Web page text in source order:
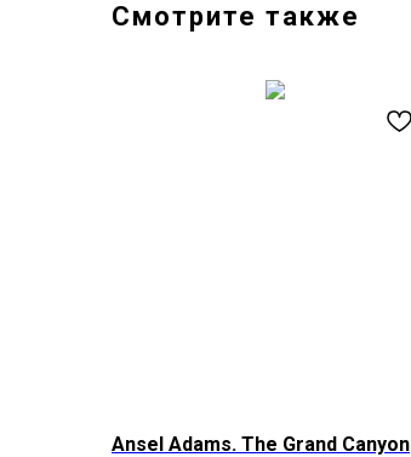
Смотрите также
Ansel Adams. The Grand Canyon